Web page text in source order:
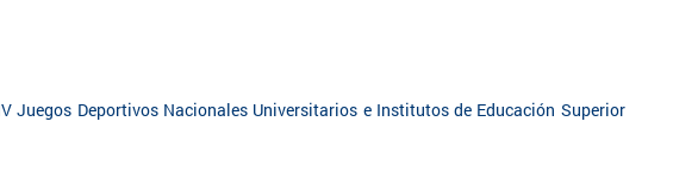
Juegos Deportivos Nacionales Universitarios e Institutos de Educación Superior